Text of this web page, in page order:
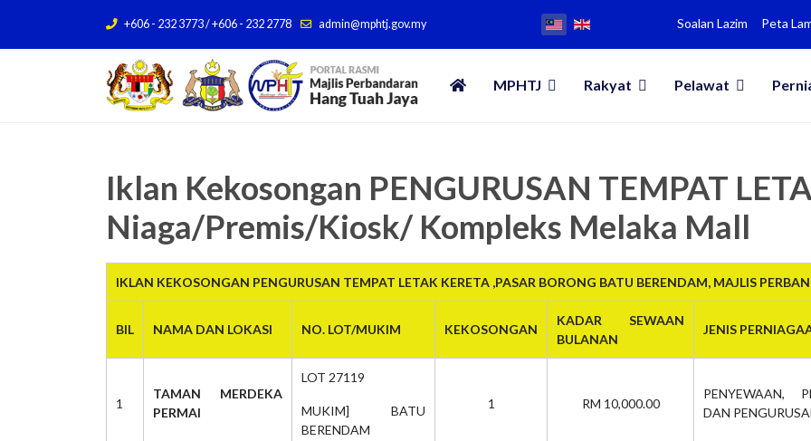
+606 - 232 3773 / +606 - 232 2778 admin@mphtj.gov.my Soalan Lazim Peta
MPHTJ Rakyat Pelawat
Iklan Kekosongan PENGURUSAN TEMPAT
Niaga/Premis/Kiosk/ Kompleks Melaka Mall
IKLAN KEKOSONGAN PENGURUSAN TEMPAT LETAK KERETA ,PASAR BORONG BATU BERENDAM, MAJLIS
BIL NAMA DAN LOKASI NO. LOT/MUKIM KEKOSONGAN
KADAR SEWAAN
BULANAN
JENIS
1
TAMAN MERDEKA
PERMAI
LOT 27119
MUKIM] BATU
BERENDAM
1 RM 10,000.00
PENYEWAAN,
DAN